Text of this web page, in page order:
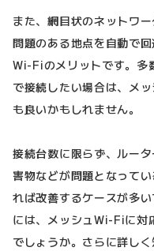
また、網目状のネットワ
問題のある地点を自動で
Wi-Fiのメリットです。多
で接続したい場合は、メ
も良いかもしれません。
接続台数に限らず、ルー
害物などが問題となって
れば改善するケースが多
には、メッシュWi-Fiに対
でしょうか。さらに詳しく